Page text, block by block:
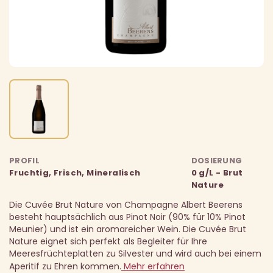
PROFIL
Fruchtig, Frisch, Mineralisch
DOSIERUNG
0 g/L - Brut
Nature
Die Cuvée Brut Nature von Champagne Albert Beerens
besteht hauptsächlich aus Pinot Noir (90% für 10% Pinot
Meunier) und ist ein aromareicher Wein. Die Cuvée Brut
Nature eignet sich perfekt als Begleiter für Ihre
Meeresfrüchteplatten zu Silvester und wird auch bei einem
Aperitif zu Ehren kommen. Mehr erfahren